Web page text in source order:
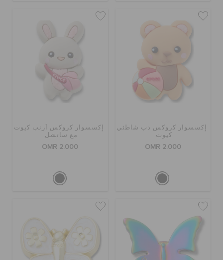
إكسسوار كروكس دب شاطئي
كيوت
OMR 2.000
إكسسوار كروكس أرنب كيوت
مع ساتشل
OMR 2.000